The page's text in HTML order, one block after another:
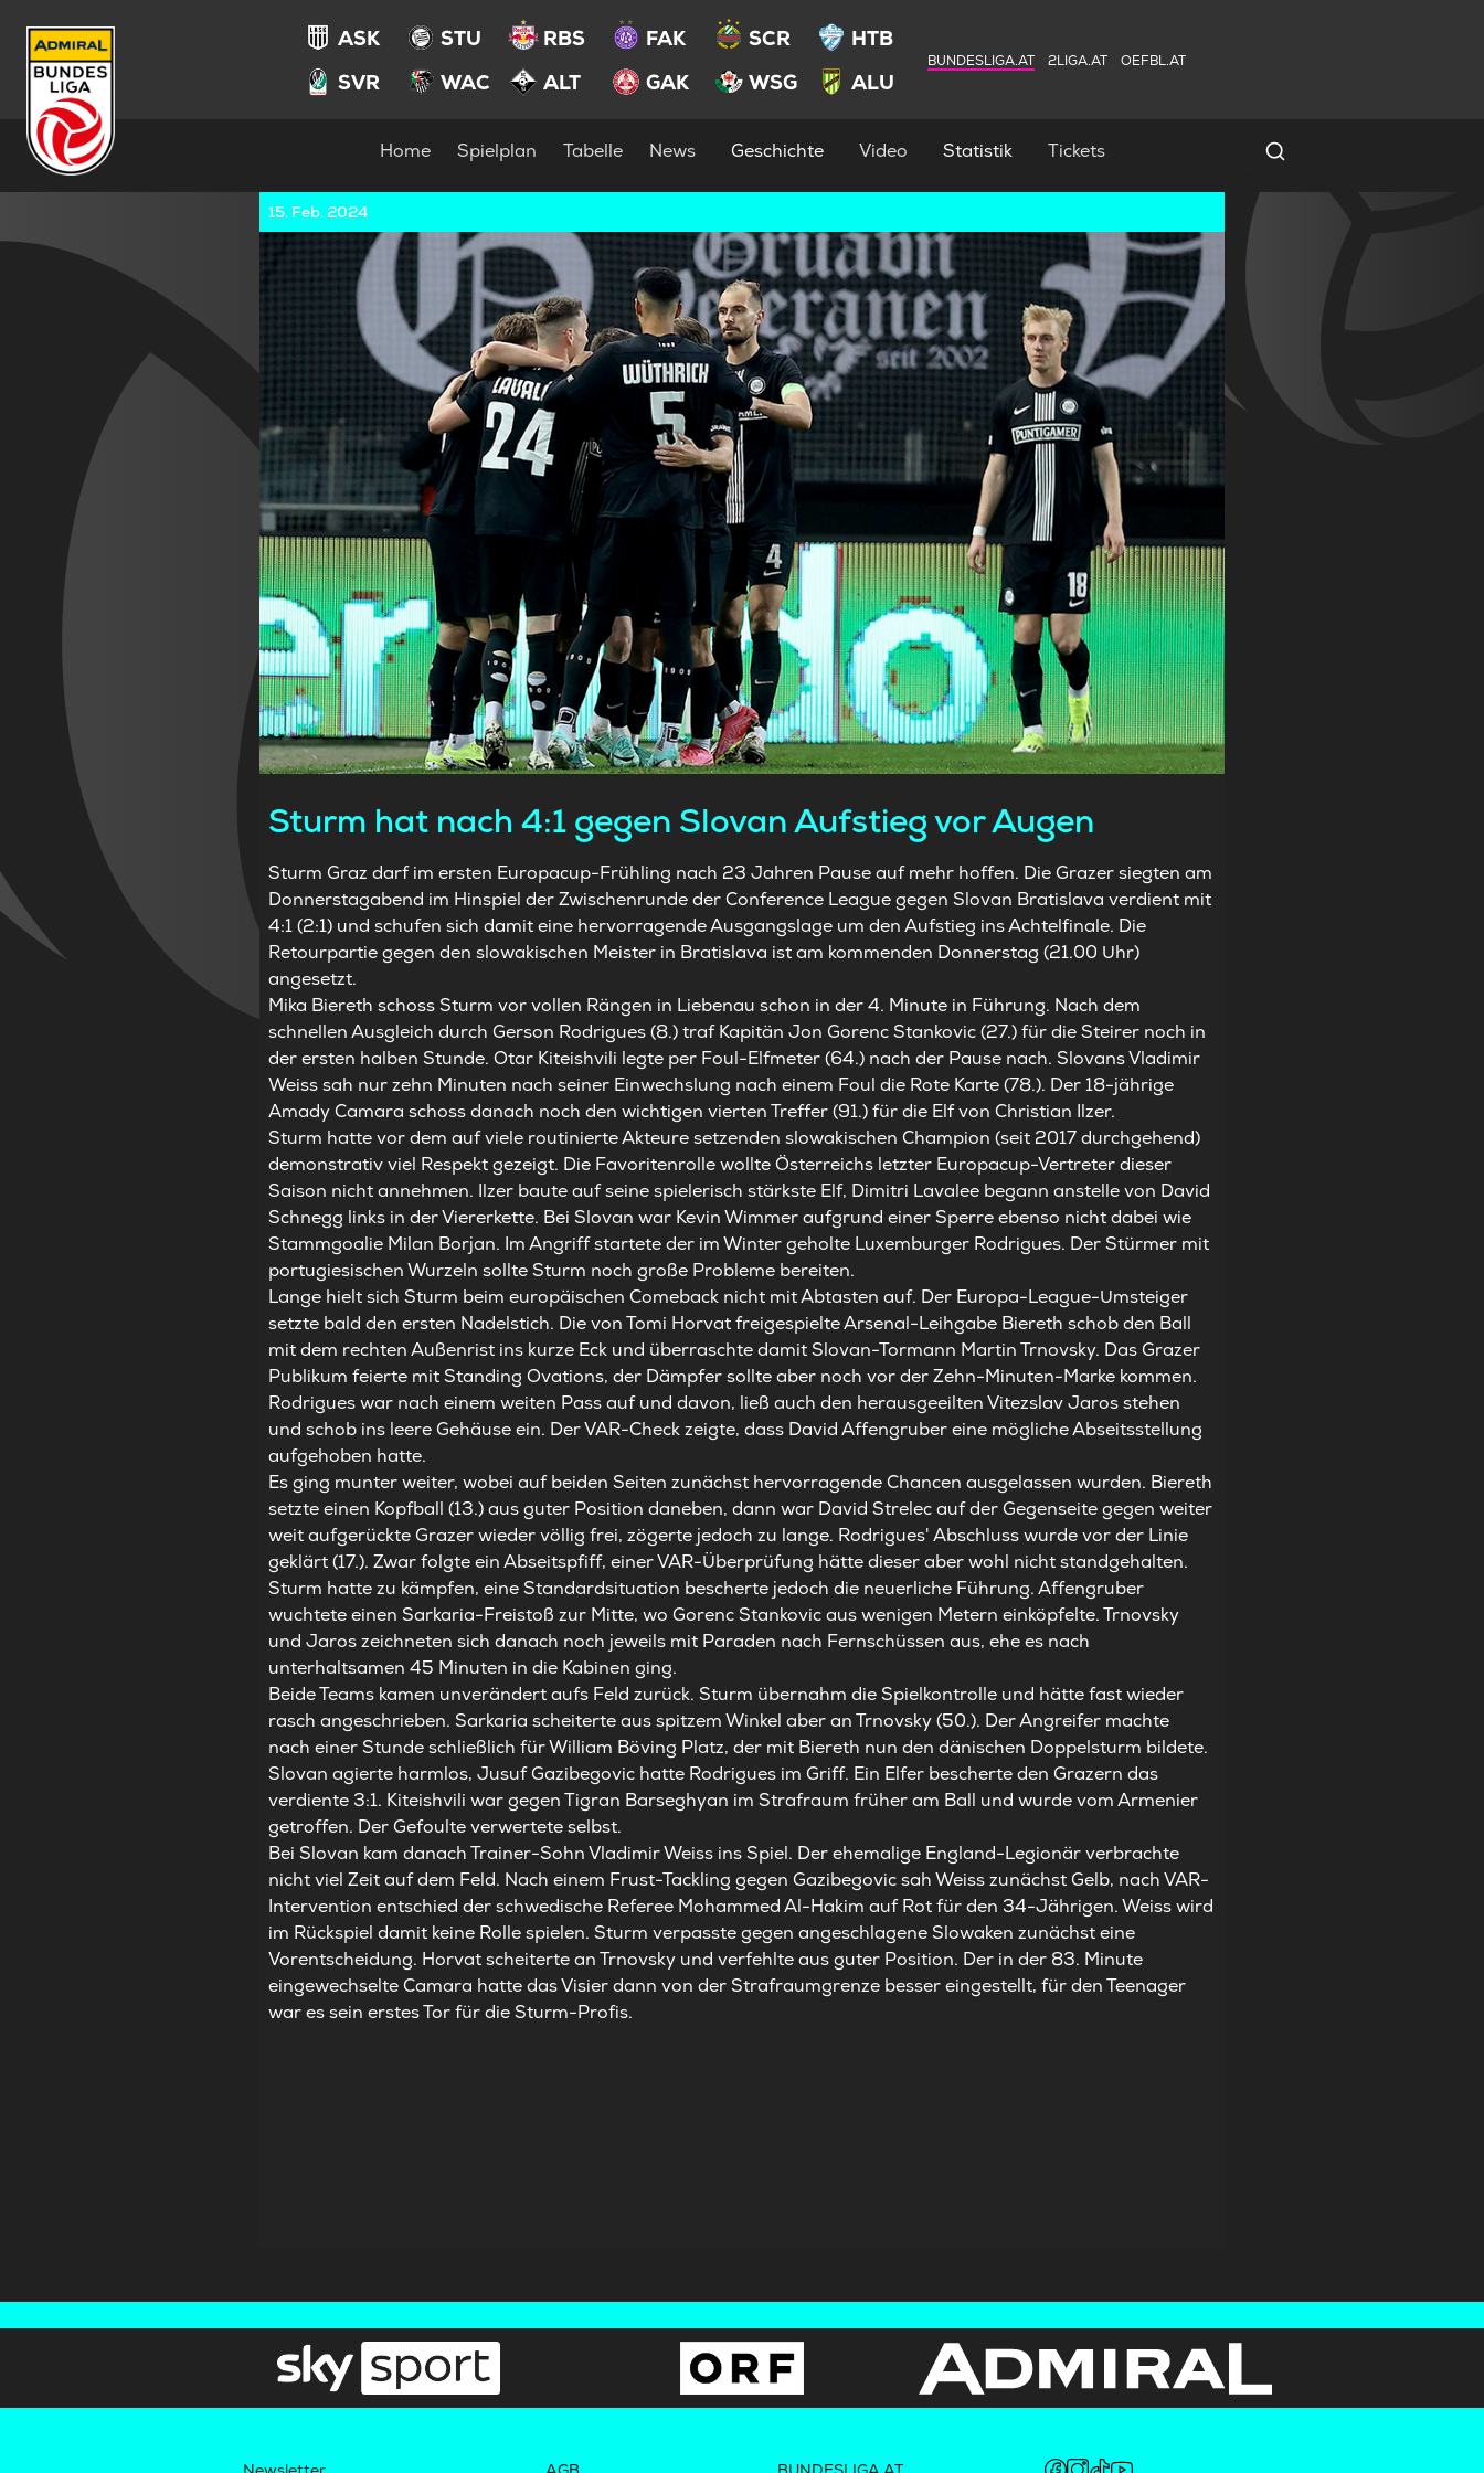
ASK STU RBS FAK SCR
HTB
SVR
WAC ALT GAK WSG ALU
BUNDESLIGA.AT 2LIGA.AT OEFBL.AT
Home Spielplan Tabelle News Geschichte Video Statistik Tickets Spielersuche
15. Feb. 2024
Sturm hat nach 4:1 gegen Slovan Aufstieg vor Augen
Sturm Graz darf im ersten Europacup-Frühling nach 23 Jahren Pause auf mehr hoffen. Die Grazer siegten am
Donnerstagabend im Hinspiel der Zwischenrunde der Conference League gegen Slovan Bratislava verdient mit
4:1 (2:1) und schufen sich damit eine hervorragende Ausgangslage um den Aufstieg ins Achtelfinale. Die
Retourpartie gegen den slowakischen Meister in Bratislava ist am kommenden Donnerstag (21.00 Uhr)
angesetzt.
Mika Biereth schoss Sturm vor vollen Rängen in Liebenau schon in der 4. Minute in Führung. Nach dem
schnellen Ausgleich durch Gerson Rodrigues (8.) traf Kapitän Jon Gorenc Stankovic (27.) für die Steirer noch in
der ersten halben Stunde. Otar Kiteishvili legte per Foul-Elfmeter (64.) nach der Pause nach. Slovans Vladimir
Weiss sah nur zehn Minuten nach seiner Einwechslung nach einem Foul die Rote Karte (78.). Der 18-jährige
Amady Camara schoss danach noch den wichtigen vierten Treffer (91.) für die Elf von Christian Ilzer.
Sturm hatte vor dem auf viele routinierte Akteure setzenden slowakischen Champion (seit 2017 durchgehend)
demonstrativ viel Respekt gezeigt. Die Favoritenrolle wollte Österreichs letzter Europacup-Vertreter dieser
Saison nicht annehmen. Ilzer baute auf seine spielerisch stärkste Elf, Dimitri Lavalee begann anstelle von David
Schnegg links in der Viererkette. Bei Slovan war Kevin Wimmer aufgrund einer Sperre ebenso nicht dabei wie
Stammgoalie Milan Borjan. Im Angriff startete der im Winter geholte Luxemburger Rodrigues. Der Stürmer mit
portugiesischen Wurzeln sollte Sturm noch große Probleme bereiten.
Lange hielt sich Sturm beim europäischen Comeback nicht mit Abtasten auf. Der Europa-League-Umsteiger
setzte bald den ersten Nadelstich. Die von Tomi Horvat freigespielte Arsenal-Leihgabe Biereth schob den Ball
mit dem rechten Außenrist ins kurze Eck und überraschte damit Slovan-Tormann Martin Trnovsky. Das Grazer
Publikum feierte mit Standing Ovations, der Dämpfer sollte aber noch vor der Zehn-Minuten-Marke kommen.
Rodrigues war nach einem weiten Pass auf und davon, ließ auch den herausgeeilten Vitezslav Jaros stehen
und schob ins leere Gehäuse ein. Der VAR-Check zeigte, dass David Affengruber eine mögliche Abseitsstellung
aufgehoben hatte.
Es ging munter weiter, wobei auf beiden Seiten zunächst hervorragende Chancen ausgelassen wurden. Biereth
setzte einen Kopfball (13.) aus guter Position daneben, dann war David Strelec auf der Gegenseite gegen weiter
weit aufgerückte Grazer wieder völlig frei, zögerte jedoch zu lange. Rodrigues' Abschluss wurde vor der Linie
geklärt (17.). Zwar folgte ein Abseitspfiff, einer VAR-Überprüfung hätte dieser aber wohl nicht standgehalten.
Sturm hatte zu kämpfen, eine Standardsituation bescherte jedoch die neuerliche Führung. Affengruber
wuchtete einen Sarkaria-Freistoß zur Mitte, wo Gorenc Stankovic aus wenigen Metern einköpfelte. Trnovsky
und Jaros zeichneten sich danach noch jeweils mit Paraden nach Fernschüssen aus, ehe es nach
unterhaltsamen 45 Minuten in die Kabinen ging.
Beide Teams kamen unverändert aufs Feld zurück. Sturm übernahm die Spielkontrolle und hätte fast wieder
rasch angeschrieben. Sarkaria scheiterte aus spitzem Winkel aber an Trnovsky (50.). Der Angreifer machte
nach einer Stunde schließlich für William Böving Platz, der mit Biereth nun den dänischen Doppelsturm bildete.
Slovan agierte harmlos, Jusuf Gazibegovic hatte Rodrigues im Griff. Ein Elfer bescherte den Grazern das
verdiente 3:1. Kiteishvili war gegen Tigran Barseghyan im Strafraum früher am Ball und wurde vom Armenier
getroffen. Der Gefoulte verwertete selbst.
Bei Slovan kam danach Trainer-Sohn Vladimir Weiss ins Spiel. Der ehemalige England-Legionär verbrachte
nicht viel Zeit auf dem Feld. Nach einem Frust-Tackling gegen Gazibegovic sah Weiss zunächst Gelb, nach VAR-
Intervention entschied der schwedische Referee Mohammed Al-Hakim auf Rot für den 34-Jährigen. Weiss wird
im Rückspiel damit keine Rolle spielen. Sturm verpasste gegen angeschlagene Slowaken zunächst eine
Vorentscheidung. Horvat scheiterte an Trnovsky und verfehlte aus guter Position. Der in der 83. Minute
eingewechselte Camara hatte das Visier dann von der Strafraumgrenze besser eingestellt, für den Teenager
war es sein erstes Tor für die Sturm-Profis.